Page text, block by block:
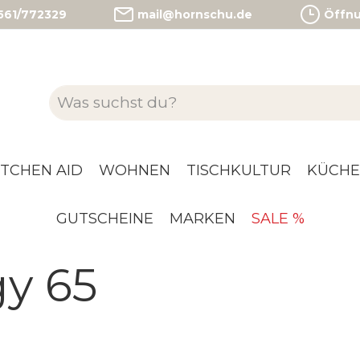
772329 mail@hornschu.de
AID WOHNEN TISCHKULTUR KÜCHE
GUTSCHEINE MARKEN SALE %
65